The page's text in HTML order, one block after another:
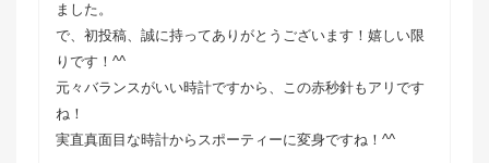
ました。
で、初投稿、誠に持ってありがとうございます！嬉しい限
りです！^^
元々バランスがいい時計ですから、この赤秒針もアリです
ね！
実直真面目な時計からスポーティーに変身ですね！^^